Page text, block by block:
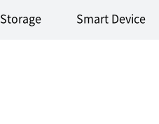
Storage Smart Device